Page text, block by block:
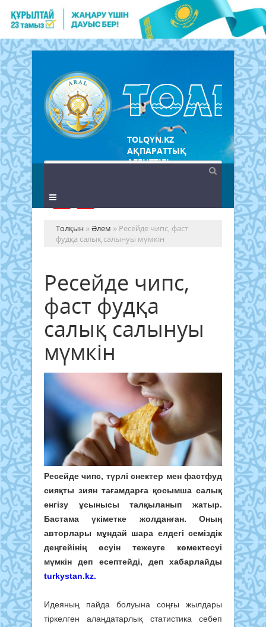
TOLQYN.KZ
АҚПАРАТТЫҚ
АГЕНТТІГІ
Толқын »Әлем » Ресейде чипс, фаст
фудқа салық салынуы мүмкін
Ресейде чипс,
фаст фудқа
салық салынуы
мүмкін
Ресейде чипс, түрлі снектер мен фастфуд
сияқты зиян тағамдарға қосымша салық
енгізу ұсынысы талқыланып жатыр.
Бастама үкіметке жолданған. Оның
авторлары мұндай шара елдегі семіздік
деңгейінің өсуін тежеуге көмектесуі
мүмкін деп есептейді, деп хабарлайды
turkystan.kz.
Идеяның пайда болуына соңғы жылдары
тіркелген алаңдатарлық статистика себеп